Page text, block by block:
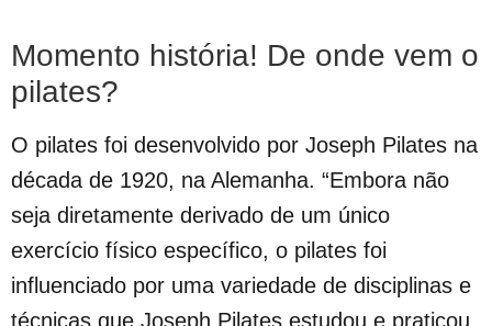
Momento história! De onde vem o
pilates?
O pilates foi desenvolvido por Joseph Pilates na
década de 1920, na Alemanha. “Embora não
seja diretamente derivado de um único
exercício físico específico, o pilates foi
influenciado por uma variedade de disciplinas e
técnicas que Joseph Pilates estudou e praticou